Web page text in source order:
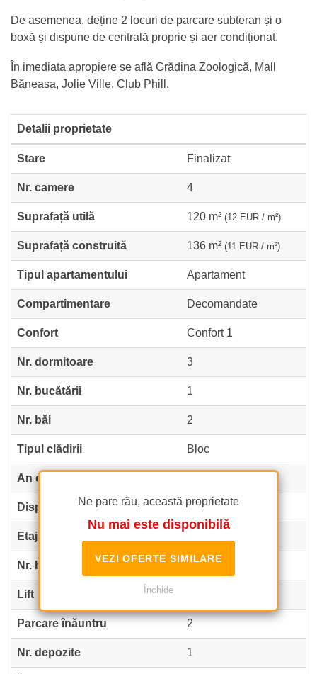
Ne pare rău, această proprietate
Nu mai este disponibilă
VEZI OFERTE SIMILARE
Închide
De asemenea, deține 2 locuri de parcare subteran și o
boxă și dispune de centrală proprie și aer condiționat.
În imediata apropiere se află Grădina Zoologică, Mall
Băneasa, Jolie Ville, Club Phill.
Detalii proprietate
Stare Finalizat
Nr. camere 4
Suprafață utilă 120 m² (12 EUR / m²)
Suprafață construită 136 m² (11 EUR / m²)
Tipul apartamentului Apartament
Compartimentare Decomandate
Confort Confort 1
Nr. dormitoare 3
Nr. bucătării 1
Nr. băi 2
Tipul clădirii Bloc
An construcție
Dispunere 1S+P+5
Etaj
Nr. balcoane 2
Lift
Parcare înăuntru 2
Nr. depozite 1